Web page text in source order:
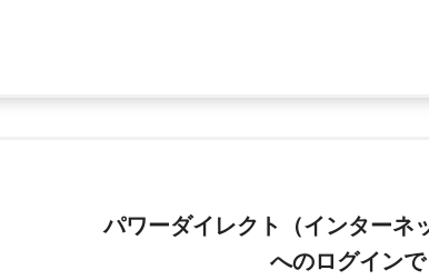
パワーダイレクト（インターネ
へのログインで